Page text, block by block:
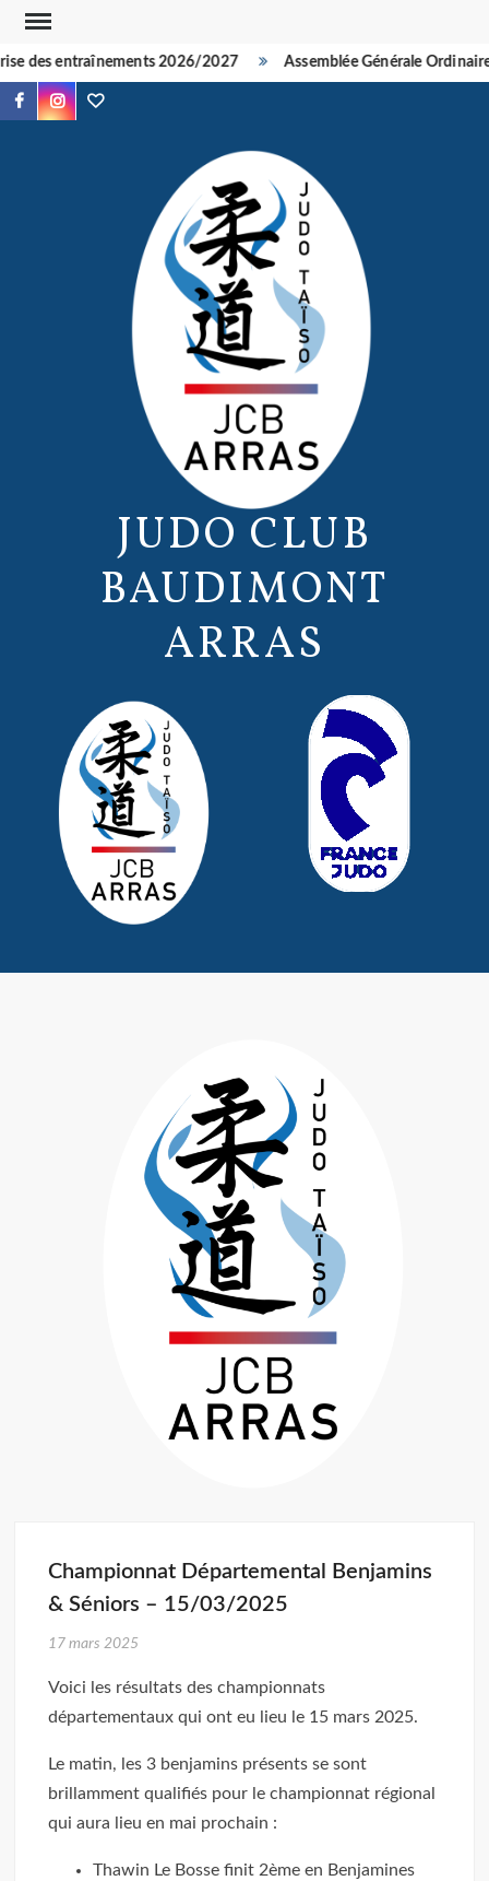
Skip
content
entraînements 2026/2027 Assemblée Générale Ordinaire
FacebookInstagram
TikTok
JUDO CLUB
BAUDIMONT
ARRAS
Championnat Départemental Benjamins
& Séniors – 15/03/2025
17 mars 2025
Voici les résultats des championnats
départementaux qui ont eu lieu le 15 mars 2025.
Le matin, les 3 benjamins présents se sont
brillamment qualifiés pour le championnat régional
qui aura lieu en mai prochain :
Thawin Le Bosse finit 2ème en Benjamines